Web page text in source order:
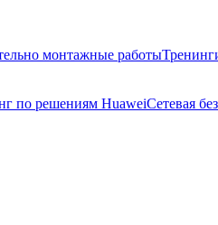
монтажные работы
по решениям HuaweiСетевая